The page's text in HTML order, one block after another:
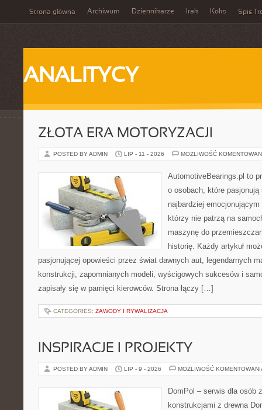
Strona główna Archiwum Dziennikarze Irak Koks Spis
ANALITYCY
ZŁOTA ERA MOTORYZACJI
POSTED BY ADMIN LIP - 11 - 2026 MOŻLIWOŚĆ
AutomotiveBearings.pl to
o osobach, które
najbardziej
którzy nie patrzą na
maszynę do
historię. Każdy artykuł
pasjonującej opowieści przez świat dawnych aut, legendarnych
konstrukcji, zapomnianych modeli, wyścigowych sukcesów i
zapisały się w pamięci kierowców. Strona łączy […]
CATEGORIES: ZAWODY I RYWALIZACJA
INSPIRACJE I PROJEKTY
POSTED BY ADMIN LIP - 9 - 2026 MOŻLIWOŚĆ
DomPol – serwis dla osób
konstrukcjami z drewna